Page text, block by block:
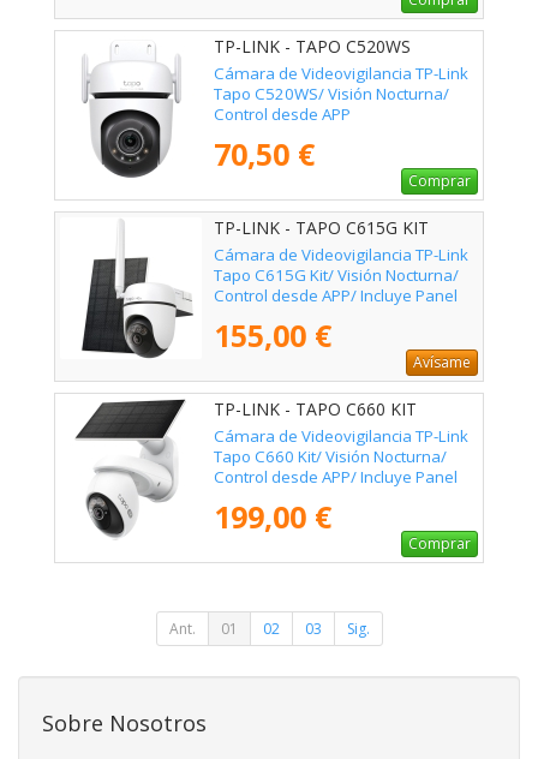
TP-LINK - TAPO C520WS
Cámara de Videovigilancia TP-Link
Tapo C520WS/ Visión Nocturna/
Control desde APP
70,50 €
Comprar
TP-LINK - TAPO C615G KIT
Cámara de Videovigilancia TP-Link
Tapo C615G Kit/ Visión Nocturna/
Control desde APP/ Incluye Panel
155,00 €
Avísame
TP-LINK - TAPO C660 KIT
Cámara de Videovigilancia TP-Link
Tapo C660 Kit/ Visión Nocturna/
Control desde APP/ Incluye Panel
199,00 €
Comprar
Ant. 01 02 03 Sig.
Sobre Nosotros